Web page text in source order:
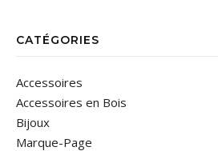
CATÉGORIES
Accessoires
Accessoires en Bois
Bijoux
Marque-Page